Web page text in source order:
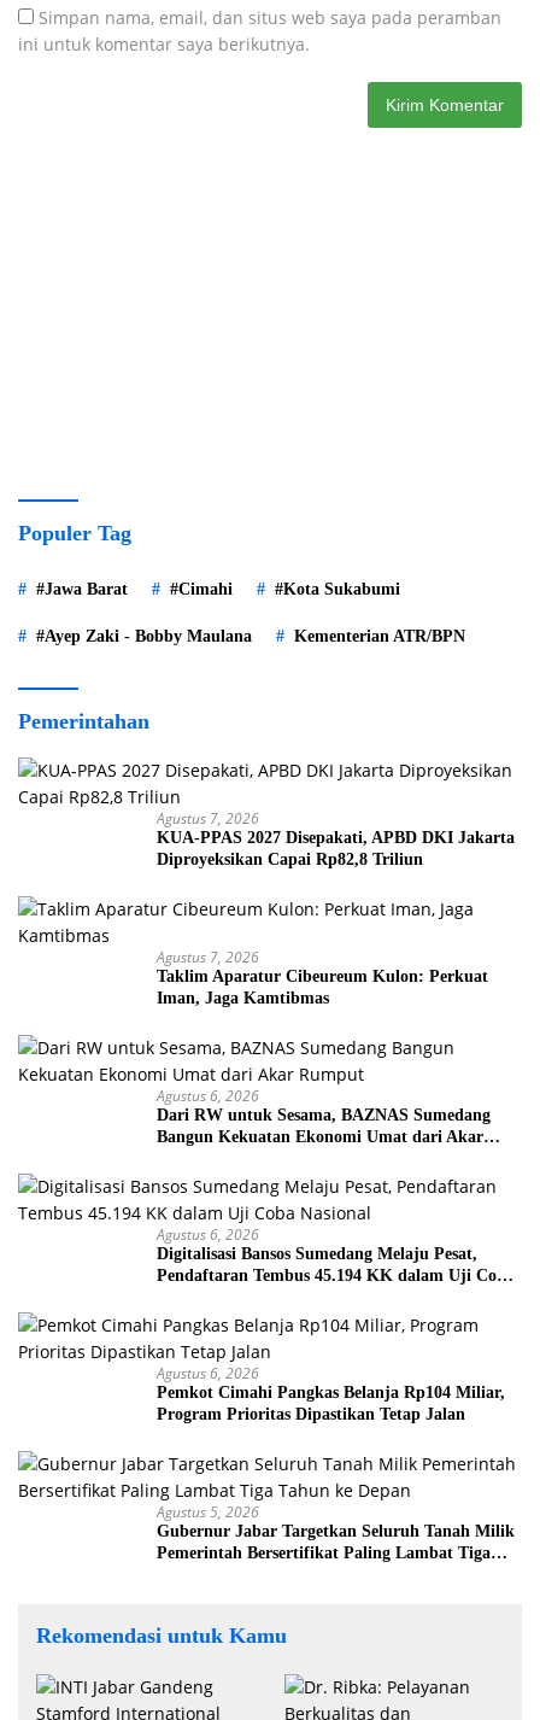
Simpan nama, email, dan situs web saya pada peramban
ini untuk komentar saya berikutnya.
Populer Tag
#Jawa Barat #Cimahi #Kota Sukabumi
#Ayep Zaki - Bobby Maulana Kementerian ATR/BPN
Pemerintahan
Agustus 7, 2026
KUA-PPAS 2027 Disepakati, APBD DKI Jakarta
Diproyeksikan Capai Rp82,8 Triliun
Agustus 7, 2026
Taklim Aparatur Cibeureum Kulon: Perkuat
Iman, Jaga Kamtibmas
Agustus 6, 2026
Dari RW untuk Sesama, BAZNAS Sumedang
Bangun Kekuatan Ekonomi Umat dari Akar
Agustus 6, 2026
Digitalisasi Bansos Sumedang Melaju Pesat,
Pendaftaran Tembus 45.194 KK dalam Uji Coba
Agustus 6, 2026
Pemkot Cimahi Pangkas Belanja Rp104 Miliar,
Program Prioritas Dipastikan Tetap Jalan
Agustus 5, 2026
Gubernur Jabar Targetkan Seluruh Tanah Milik
Pemerintah Bersertifikat Paling Lambat Tiga
Rekomendasi untuk Kamu